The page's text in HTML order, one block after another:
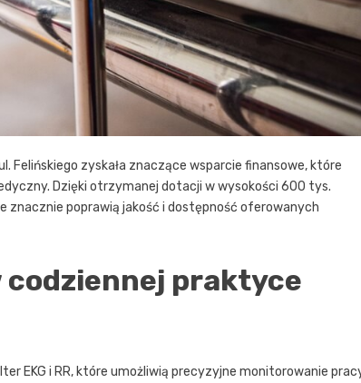
Felińskiego zyskała znaczące wsparcie finansowe, które
Dzięki otrzymanej dotacji w wysokości 600 tys.
znacznie poprawią jakość i dostępność oferowanych
codziennej praktyce
EKG i RR, które umożliwią precyzyjne monitorowanie